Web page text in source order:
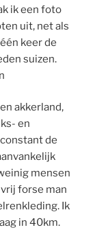
ik een foto
uit, net als
keer de
suizen.
akkerland,
en
de
mensen
forse man
Ik
in 40km.